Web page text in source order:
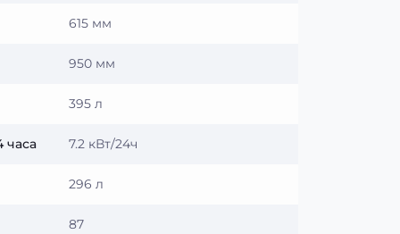
615 мм
950 мм
395 л
часа 7.2 кВт/24ч
296 л
87